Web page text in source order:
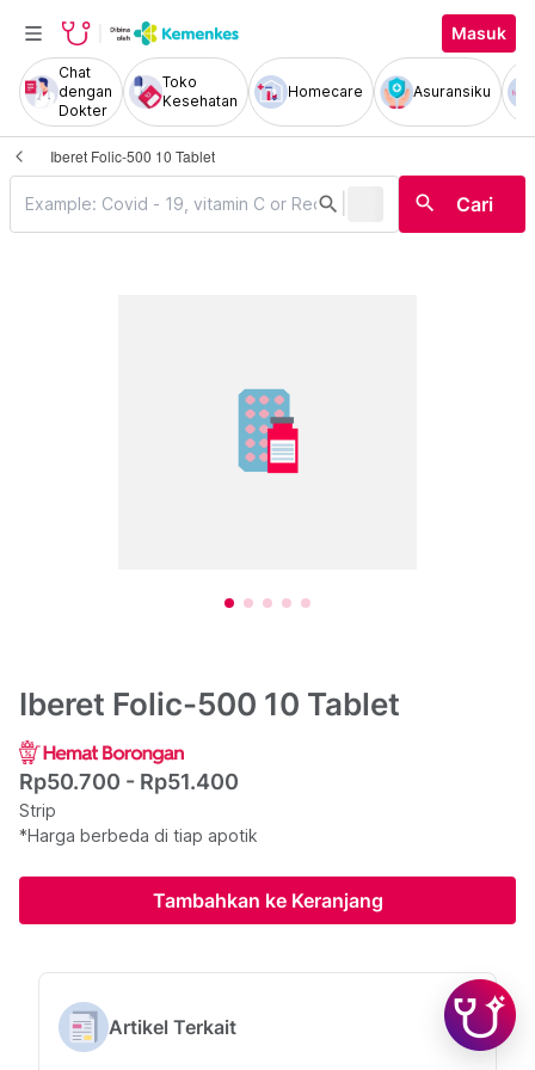
Masuk
Chat
dengan
Dokter
Toko
Kesehatan
Homecare Asuransiku
Iberet Folic-500 10 Tablet
search search Cari
Iberet Folic-500 10 Tablet
Rp50.700 - Rp51.400
Strip
*Harga berbeda di tiap apotik
Tambahkan ke Keranjang
Artikel Terkait